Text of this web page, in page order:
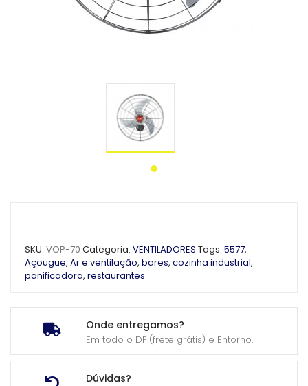
Onde entregamos?
Em todo o DF (frete grátis) e Entorno.
Dúvidas?
SKU: VOP-70 Categoria: VENTILADORES Tags: 5577,
Açougue, Ar e ventilação, bares, cozinha industrial,
panificadora, restaurantes